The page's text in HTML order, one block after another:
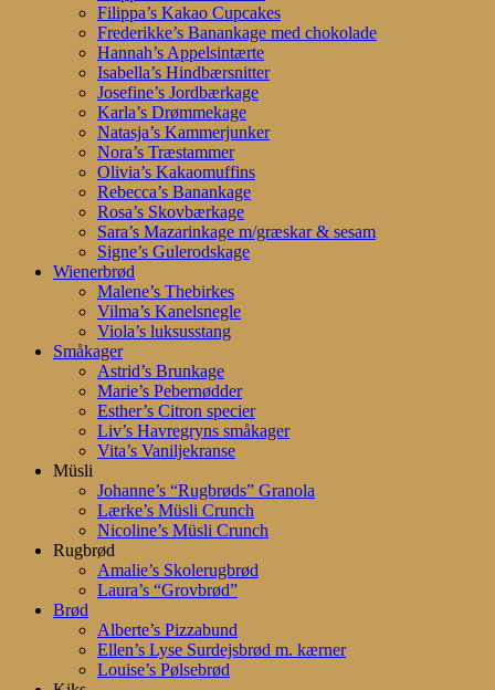
Filippa’s Kakao Cupcakes
Frederikke’s Banankage med chokolade
Hannah’s Appelsintærte
Isabella’s Hindbærsnitter
Josefine’s Jordbærkage
Karla’s Drømmekage
Natasja’s Kammerjunker
Nora’s Træstammer
Olivia’s Kakaomuffins
Rebecca’s Banankage
Rosa’s Skovbærkage
Sara’s Mazarinkage m/græskar & sesam
Signe’s Gulerodskage
Wienerbrød
Malene’s Thebirkes
Vilma’s Kanelsnegle
Viola’s luksusstang
Småkager
Astrid’s Brunkage
Marie’s Pebernødder
Esther’s Citron specier
Liv’s Havregryns småkager
Vita’s Vaniljekranse
Müsli
Johanne’s “Rugbrøds” Granola
Lærke’s Müsli Crunch
Nicoline’s Müsli Crunch
Rugbrød
Amalie’s Skolerugbrød
Laura’s “Grovbrød”
Brød
Alberte’s Pizzabund
Ellen’s Lyse Surdejsbrød m. kærner
Louise’s Pølsebrød